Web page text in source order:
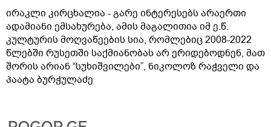
ირაკლი კირცხალია - გარე ინტერესებს არაერთი
ადამიანი ემსახურება, ამის მაგალითია იმ ე.წ.
კულტურის მოღვაწეების სია, რომლებიც 2008-2022
წლებში რუსეთში საქმიანობას არ ერიდებოდნენ, მათ
შორის არიან “სუხიშვილები”, ნიკოლოზ რაჭველი და
პაატა ბურჭულაძე